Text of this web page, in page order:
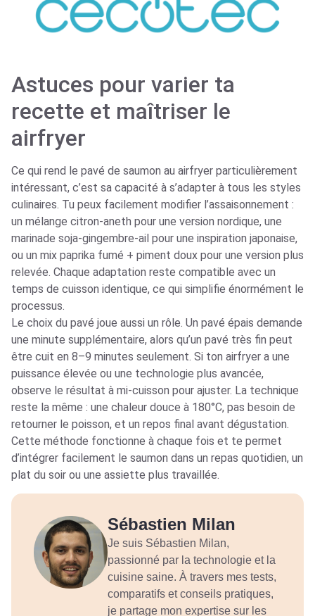
Astuces pour varier ta
recette et maîtriser le
airfryer
Ce qui rend le pavé de saumon au airfryer particulièrement
intéressant, c’est sa capacité à s’adapter à tous les styles
culinaires. Tu peux facilement modifier l’assaisonnement :
un mélange citron-aneth pour une version nordique, une
marinade soja-gingembre-ail pour une inspiration japonaise,
ou un mix paprika fumé + piment doux pour une version plus
relevée. Chaque adaptation reste compatible avec un
temps de cuisson identique, ce qui simplifie énormément le
processus.
Le choix du pavé joue aussi un rôle. Un pavé épais demande
une minute supplémentaire, alors qu’un pavé très fin peut
être cuit en 8–9 minutes seulement. Si ton airfryer a une
puissance élevée ou une technologie plus avancée,
observe le résultat à mi-cuisson pour ajuster. La technique
reste la même : une chaleur douce à 180°C, pas besoin de
retourner le poisson, et un repos final avant dégustation.
Cette méthode fonctionne à chaque fois et te permet
d’intégrer facilement le saumon dans un repas quotidien, un
plat du soir ou une assiette plus travaillée.
Sébastien Milan
Je suis Sébastien Milan,
passionné par la technologie et la
cuisine saine. À travers mes tests,
comparatifs et conseils pratiques,
je partage mon expertise sur les